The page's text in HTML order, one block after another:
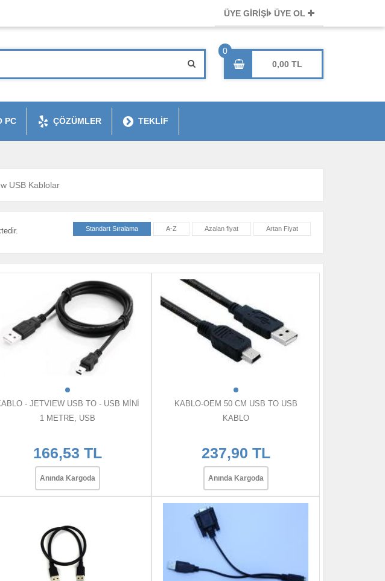
ÜYE GİRİŞİ ÜYE OL
0,00
PC ÇÖZÜMLER TEKLİF
USB Kablolar
Standart Sıralama A-Z Azalan fiyat Artan Fiyat
- JETVIEW USB TO - USB MİNİ
1 METRE, USB
166,53 TL
Anında Kargoda
KABLO-OEM 50 CM USB TO USB
KABLO
237,90 TL
Anında Kargoda